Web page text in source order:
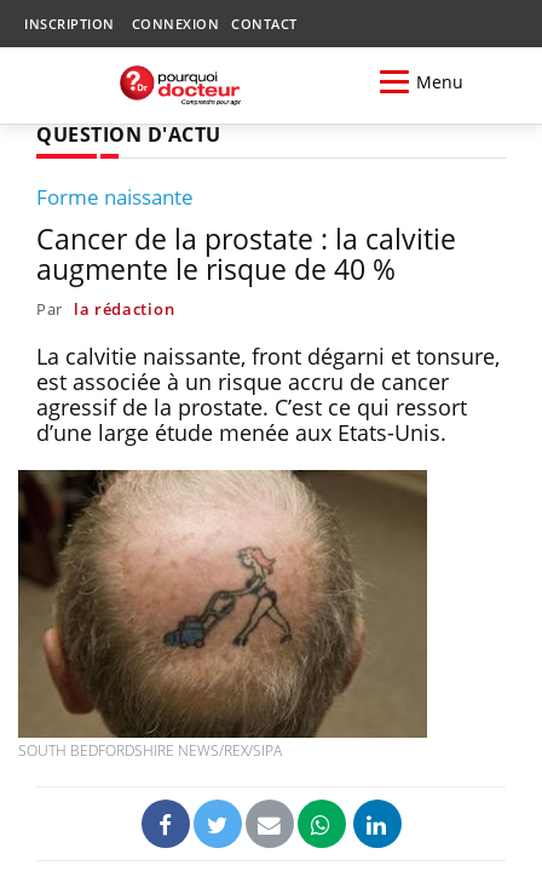
INSCRIPTION CONNEXION CONTACT
Menu
QUESTION D'ACTU
Forme naissante
Cancer de la prostate : la calvitie
augmente le risque de 40 %
Par la rédaction
La calvitie naissante, front dégarni et tonsure,
est associée à un risque accru de cancer
agressif de la prostate. C’est ce qui ressort
d’une large étude menée aux Etats-Unis.
SOUTH BEDFORDSHIRE NEWS/REX/SIPA